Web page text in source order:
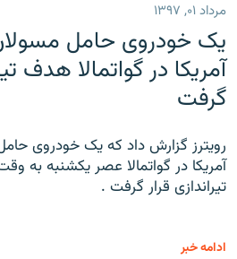
مرداد ۰۱, ۱۳۹۷
یک خودروی حامل
آمریکا در گواتمالا هدف
گرفت
رویترز گزارش داد که یک خودروی
آمریکا در گواتمالا عصر یکشنبه به
تیراندازی قرار گرفت .
ادامه خبر